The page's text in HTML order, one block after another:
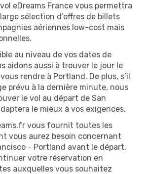
eDreams France vous permettra
sélection d’offres de billets
aériennes low-cost mais
au niveau de vos dates de
aidons aussi à trouver le jour le
rendre à Portland. De plus, s’il
prévu à la dernière minute, nous
le vol au départ de San
le mieux à vos exigences.
vous fournit toutes les
vous aurez besoin concernant
- Portland avant le départ.
votre réservation en
auxquelles vous souhaitez